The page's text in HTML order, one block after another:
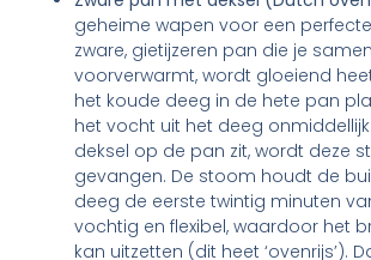
geheime wapen voor een perfecte
zware, gietijzeren pan die je
voorverwarmt, wordt gloeiend
het koude deeg in de hete pan
het vocht uit het deeg
deksel op de pan zit, wordt deze
gevangen. De stoom houdt de
deeg de eerste twintig minuten
vochtig en flexibel, waardoor het
kan uitzetten (dit heet ‘ovenrijs’).